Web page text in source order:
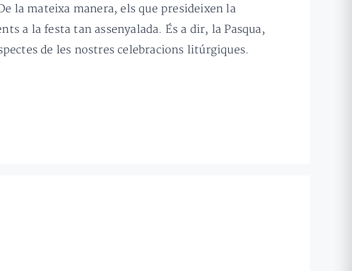
la mateixa manera, els que presideixen la
a la festa tan assenyalada. És a dir, la Pasqua,
de les nostres celebracions litúrgiques.